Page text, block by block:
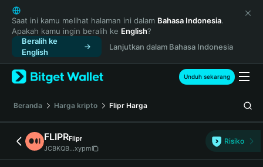
English
日本語
Tiếng Việt
Русский
Español (Latinoamérica)
Türkçe
Français
Deutsch
简体中文
繁體中文
Português (Portugal)
Saat ini kamu melihat halaman ini dalam Bahasa Indonesia.
Apakah kamu ingin beralih ke English?
Beralih ke
English
Lanjutkan dalam Bahasa Indonesia
Unduh sekarang
Beranda Harga kripto Flipr Harga
FLIPRFlipr
JCBKQB...xypm
Risiko